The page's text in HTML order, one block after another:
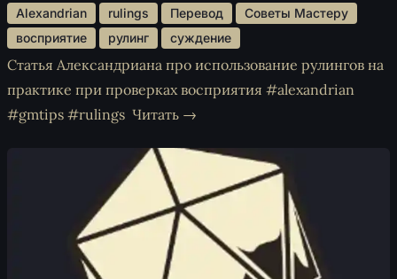
Alexandrian rulings Перевод
Советы Мастеру
восприятие
рулинг суждение
Статья Александриана про использование рулингов на
практике при проверках восприятия #alexandrian
#gmtips #rulings Читать →